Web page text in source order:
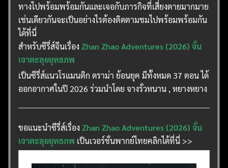
ทางไปพร้อมพร้อมกันและเจอกับภารกิจที่เสี่ยงตายมากมาย
เช่นเดียวกันจะเป็นอย่างไรต้องติดตามชมไปพร้อมพร้อมกัน
ได้ที่นี่
สำหรับซีรี่ส์จีนเรื่อง Zhan Zhao Adventures (2026) จั่น
เจาตะลุยยุทธภพ
เป็นซีรี่ส์แนวโรแมนติก ดราม่า ย้อนยุค มีทั้งหมด 37 ตอน ได้
ออกอากาศในปี 2026 ร่วมนำโดย จางรั่วหนาน , หยางหยาง
ขอแนะนำซีรี่ส์เรื่อง Zhan Zhao Adventures (2026) จั่น
เจาตะลุยยุทธภพ เป็นเวอร์ชั่นพากย์ไทยคลิกได้ที่นี่ >>